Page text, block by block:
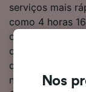
serviços mais
como 4 horas
cerca de 21
distância de
dos comboios,
não precisará
Nos